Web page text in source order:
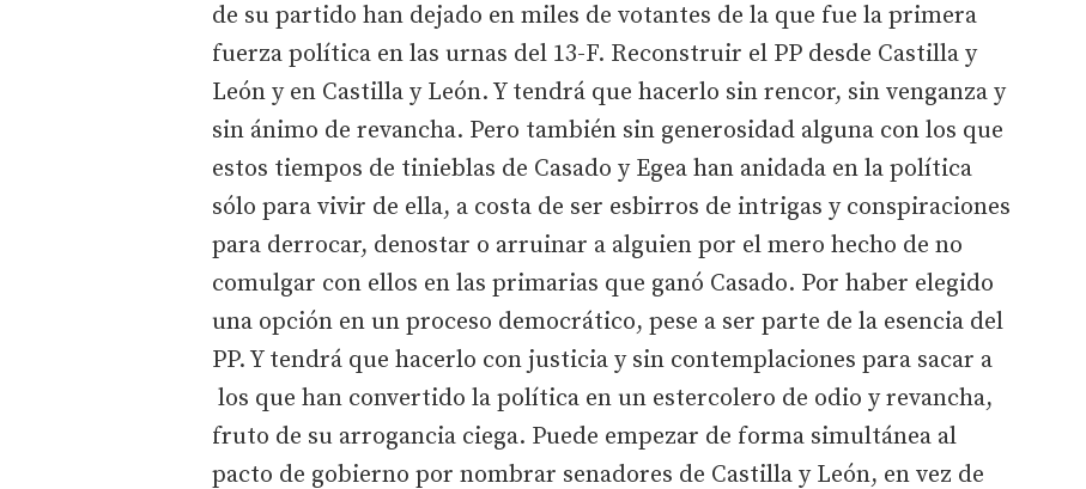
de su partido han dejado en miles de votantes de la que fue la primera
fuerza política en las urnas del 13-F. Reconstruir el PP desde Castilla y
León y en Castilla y León. Y tendrá que hacerlo sin rencor, sin venganza y
sin ánimo de revancha. Pero también sin generosidad alguna con los que
estos tiempos de tinieblas de Casado y Egea han anidada en la política
sólo para vivir de ella, a costa de ser esbirros de intrigas y conspiraciones
para derrocar, denostar o arruinar a alguien por el mero hecho de no
comulgar con ellos en las primarias que ganó Casado. Por haber elegido
una opción en un proceso democrático, pese a ser parte de la esencia del
PP. Y tendrá que hacerlo con justicia y sin contemplaciones para sacar a
los que han convertido la política en un estercolero de odio y revancha,
fruto de su arrogancia ciega. Puede empezar de forma simultánea al
pacto de gobierno por nombrar senadores de Castilla y León, en vez de